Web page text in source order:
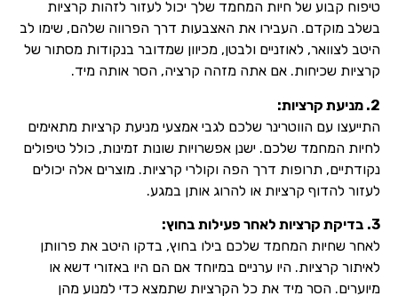
טיפוח קבוע של חיות המחמד שלך יכול לעזור לזהות קרציות
בשלב מוקדם. העבירו את האצבעות דרך הפרווה שלהם, שימו לב
היטב לצוואר, לאוזניים ולבטן, מכיוון שמדובר בנקודות מסתור של
קרציות שכיחות. אם אתה מזהה קרציה, הסר אותה מיד.
2. מניעת קרציות:
התייעצו עם הווטרינר שלכם לגבי אמצעי מניעת קרציות מתאימים
לחיות המחמד שלכם. ישנן אפשרויות שונות זמינות, כולל טיפולים
נקודתיים, תרופות דרך הפה וקולרי קרציות. מוצרים אלה יכולים
לעזור להדוף קרציות או להרוג אותן במגע.
3. בדיקת קרציות לאחר פעילות בחוץ:
לאחר שחיות המחמד שלכם בילו בחוץ, בדקו היטב את פרוותן
לאיתור קרציות. היו ערניים במיוחד אם הם היו באזורי דשא או
מיוערים. הסר מיד את כל הקרציות שתמצא כדי למנוע מהן